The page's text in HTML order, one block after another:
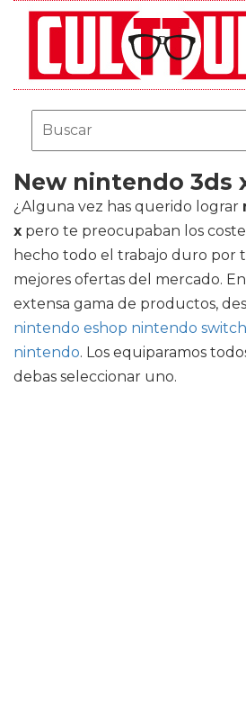
New nintendo 3ds
¿Alguna vez has querido lograr
x pero te preocupaban los
hecho todo el trabajo duro por
mejores ofertas del mercado.
extensa gama de productos,
nintendo eshop nintendo switch
nintendo. Los equiparamos
debas seleccionar uno.